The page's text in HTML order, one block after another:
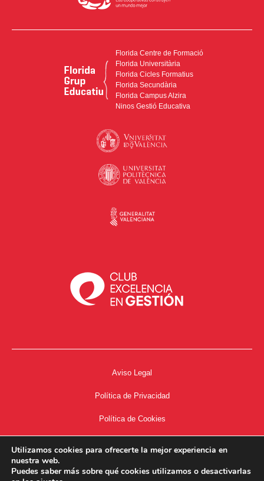
Florida Centre de Formació
Florida Universitària
Florida Cicles Formatius
Florida Secundària
Florida Campus Alzira
Ninos Gestió Educativa
Aviso Legal
Política de Privacidad
Política de Cookies
Utilizamos cookies para ofrecerte la mejor experiencia en
nuestra web.
Puedes saber más sobre qué cookies utilizamos o desactivarlas